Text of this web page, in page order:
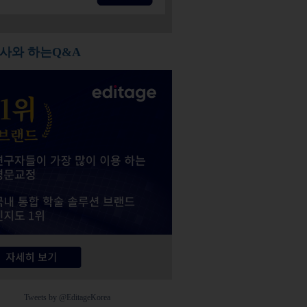
와 하는Q&A
Tweets by @EditageKorea